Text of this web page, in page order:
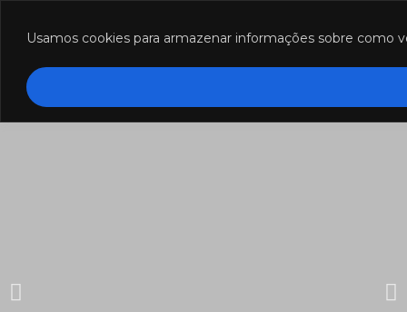
Usamos cookies para armazenar informações sobre como